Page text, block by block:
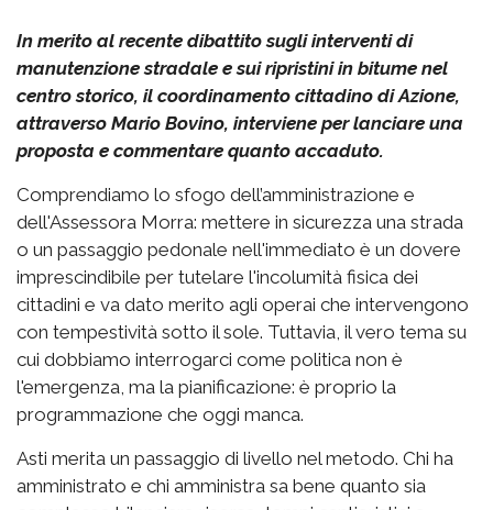
In merito al recente dibattito sugli interventi di
manutenzione stradale e sui ripristini in bitume nel
centro storico, il coordinamento cittadino di Azione,
attraverso Mario Bovino, interviene per lanciare una
proposta e commentare quanto accaduto.
Comprendiamo lo sfogo dell’amministrazione e
dell'Assessora Morra: mettere in sicurezza una strada
o un passaggio pedonale nell'immediato è un dovere
imprescindibile per tutelare l'incolumità fisica dei
cittadini e va dato merito agli operai che intervengono
con tempestività sotto il sole. Tuttavia, il vero tema su
cui dobbiamo interrogarci come politica non è
l'emergenza, ma la pianificazione: è proprio la
programmazione che oggi manca.
Asti merita un passaggio di livello nel metodo. Chi ha
amministrato e chi amministra sa bene quanto sia